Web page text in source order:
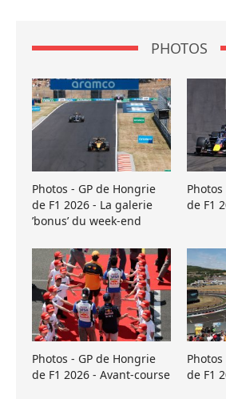
PHOTOS
Photos - GP de Hongrie
de F1 2026 - La galerie
’bonus’ du week-end
de F1
Photos - GP de Hongrie
de F1 2026 - Avant-course
de F1